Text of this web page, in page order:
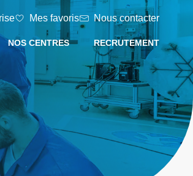
Mes favoris Nous contacter
NOS CENTRES RECRUTEMENT